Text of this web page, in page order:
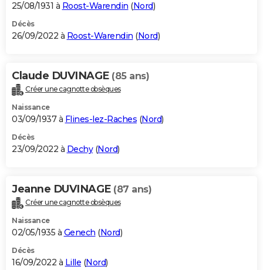
25/08/1931 à Roost-Warendin (Nord)
Décès
26/09/2022 à Roost-Warendin (Nord)
Claude DUVINAGE (85 ans)
Créer une cagnotte obsèques
Naissance
03/09/1937 à Flines-lez-Raches (Nord)
Décès
23/09/2022 à Dechy(Nord)
Jeanne DUVINAGE (87 ans)
Créer une cagnotte obsèques
Naissance
02/05/1935 à Genech (Nord)
Décès
16/09/2022 à Lille (Nord)